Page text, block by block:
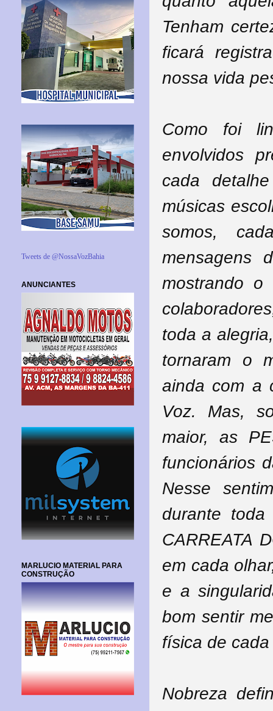
Tenham
ficará
nossa vida
Como foi
envolvidos
cada
músicas
somos,
mensagens
mostrando
toda a
tornaram o
ainda com a
Voz. Mas,
maior, as
funcionários
Nesse
durante
CARREATA
em cada
e a
bom sentir
física de
Nobreza
Tweets de @NossaVozBahia
ANUNCIANTES
MARLUCIO MATERIAL PARA
CONSTRUÇÃO